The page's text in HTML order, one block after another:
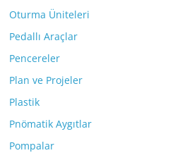
Oturma Üniteleri
Pedallı Araçlar
Pencereler
Plan ve Projeler
Plastik
Pnömatik Aygıtlar
Pompalar